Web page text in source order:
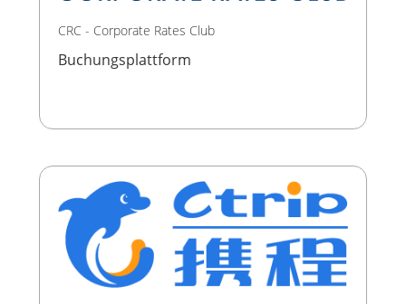
CRC - Corporate Rates Club
Buchungsplattform